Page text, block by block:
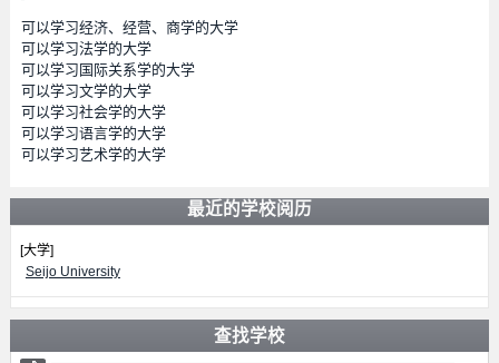
可以学习经济、经营、商学的大学
可以学习法学的大学
可以学习国际关系学的大学
可以学习文学的大学
可以学习社会学的大学
可以学习语言学的大学
可以学习艺术学的大学
最近的学校阅历
[大学]
Seijo University
查找学校